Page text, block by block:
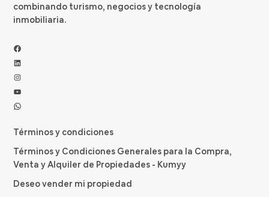
combinando turismo, negocios y tecnología
inmobiliaria.
Facebook
LinkedIn
Instagram
YouTube
WhatsApp
Términos y condiciones
Términos y Condiciones Generales para la Compra,
Venta y Alquiler de Propiedades - Kumyy
Deseo vender mi propiedad